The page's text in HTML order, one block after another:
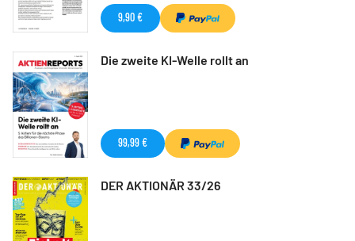
9,90 €
Die zweite KI-Welle rollt an
99,99 €
DER AKTIONÄR 33/26